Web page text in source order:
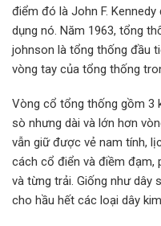
điểm đó là John F.
dụng nó. Năm 1963, tổng
johnson là tổng thống đầu
vòng tay của tổng thống
Vòng cổ tổng thống gồm 3
sò nhưng dài và lớn hơn
vẫn giữ được vẻ nam tính,
cách cổ điển và điềm đạm,
và từng trải. Giống như dây
cho hầu hết các loại dây